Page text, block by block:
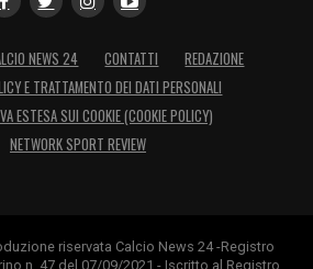
NEWS 24 CONTATTI
REDAZIONE
E TRATTAMENTO DEI DATI PERSONALI
ESTESA SUI COOKIE (COOKIE POLICY)
NETWORK SPORT REVIEW
riservata Calcio News 24 -Registro
n. 47 del 07/09/2021 - Iscritto al Registro